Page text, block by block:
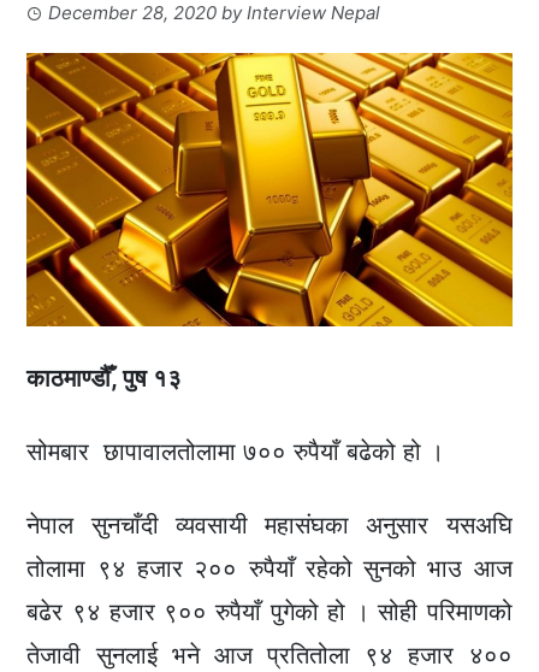
December 28, 2020 byInterview Nepal
काठमाण्डौँ, पुष १३
सोमबार छापावालतोलामा ७०० रुपैयाँ बढेको हो ।
नेपाल सुनचाँदी व्यवसायी महासंघका अनुसार यसअघि
तोलामा ९४ हजार २०० रुपैयाँ रहेको सुनको भाउ आज
बढेर ९४ हजार ९०० रुपैयाँ पुगेको हो । सोही परिमाणको
तेजावी सुनलाई भने आज प्रतितोला ९४ हजार ४००